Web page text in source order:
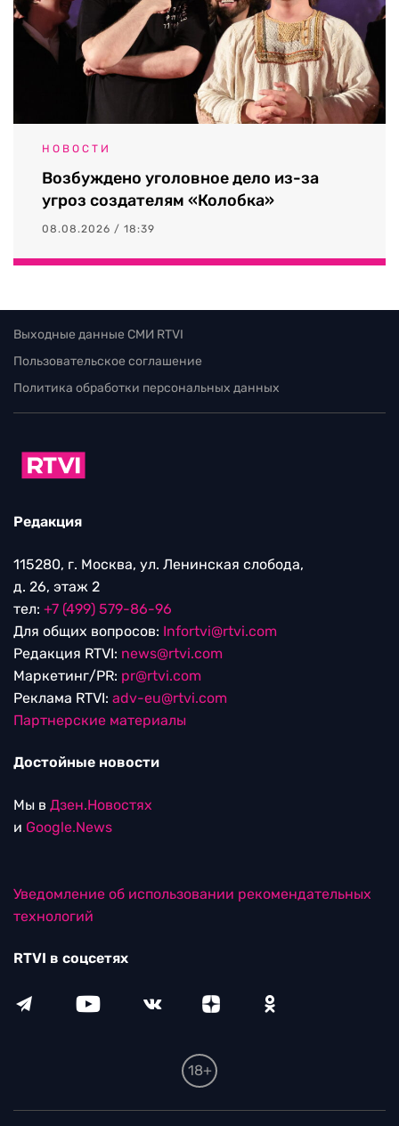
НОВОСТИ
Возбуждено уголовное дело из-за
угроз создателям «Колобка»
08.08.2026 / 18:39
Выходные данные СМИ RTVI
Пользовательское соглашение
Политика обработки персональных данных
Редакция
115280, г. Москва, ул. Ленинская слобода,
д. 26, этаж 2
тел: +7 (499) 579-86-96
Для общих вопросов: Infortvi@rtvi.com
Редакция RTVI: news@rtvi.com
Маркетинг/PR: pr@rtvi.com
Реклама RTVI: adv-eu@rtvi.com
Партнерские материалы
Достойные новости
Мы в Дзен.Новостях
и Google.News
Уведомление об использовании рекомендательных
технологий
RTVI в соцсетях
18+